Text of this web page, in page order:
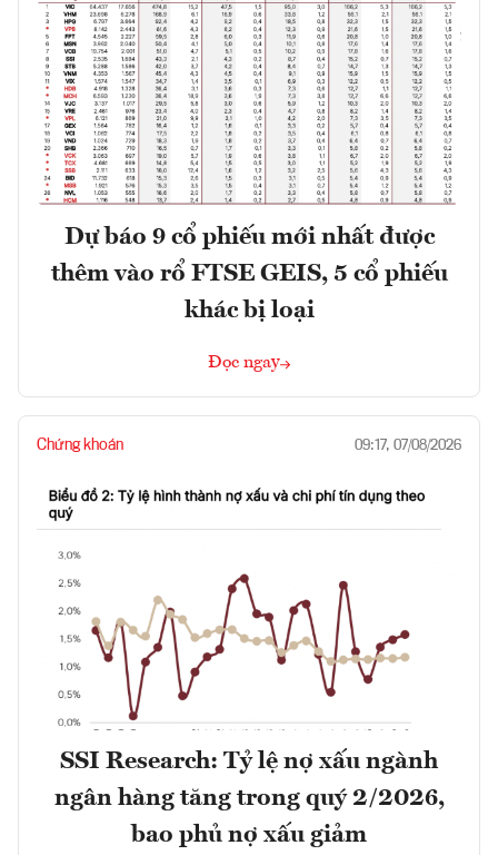
Dự báo 9 cổ phiếu mới nhất được
thêm vào rổ FTSE GEIS, 5 cổ phiếu
khác bị loại
Đọc ngay
Chứng khoán 09:17, 07/08/2026
SSI Research: Tỷ lệ nợ xấu ngành
ngân hàng tăng trong quý 2/2026,
bao phủ nợ xấu giảm